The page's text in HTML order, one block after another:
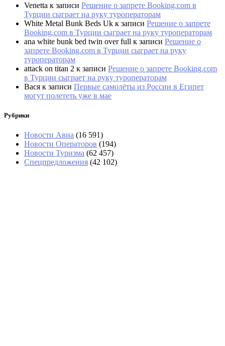
Venetta к записи Решение о запрете Booking.com в
Турции сыграет на руку туроператорам
White Metal Bunk Beds Uk к записи Решение о запрете
Booking.com в Турции сыграет на руку туроператорам
ana white bunk bed twin over full к записи Решение о
запрете Booking.com в Турции сыграет на руку
туроператорам
attack on titan 2 к записи Решение о запрете Booking.com
в Турции сыграет на руку туроператорам
Вася к записи Первые самолёты из России в Египет
могут полететь уже в мае
Рубрики
Новости Авиа (16 591)
Новости Операторов (194)
Новости Туризма (62 457)
Спецпредложения (42 102)